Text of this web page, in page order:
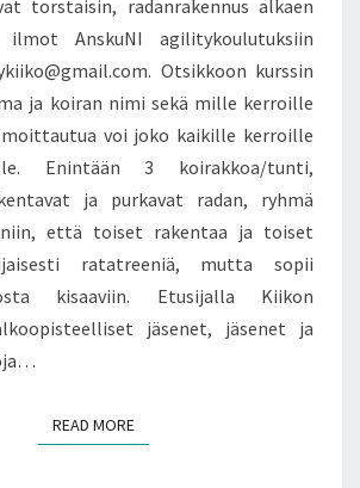
torstaisin, radanrakennus alkaen
ilmot AnskuNI agilitykoulutuksiin
Otsikkoon kurssin
ja koiran nimi sekä mille kerroille
voi joko kaikille kerroille
Enintään 3 koirakkoa/tunti,
ja purkavat radan, ryhmä
niin, että toiset rakentaa ja toiset
ratatreeniä, mutta sopii
kisaaviin. Etusijalla Kiikon
jäsenet, jäsenet ja
READ MOREREAD MORE